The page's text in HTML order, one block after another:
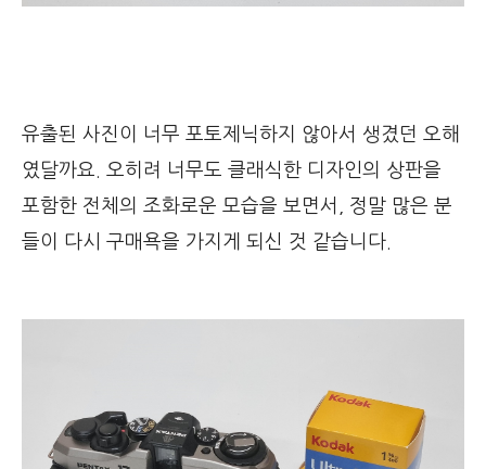
유출된 사진이 너무 포토제닉하지 않아서 생겼던 오해
였달까요. 오히려 너무도 클래식한 디자인의 상판을
포함한 전체의 조화로운 모습을 보면서, 정말 많은 분
들이 다시 구매욕을 가지게 되신 것 같습니다.